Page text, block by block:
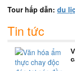
Tour hấp dẫn: du
Tin tức